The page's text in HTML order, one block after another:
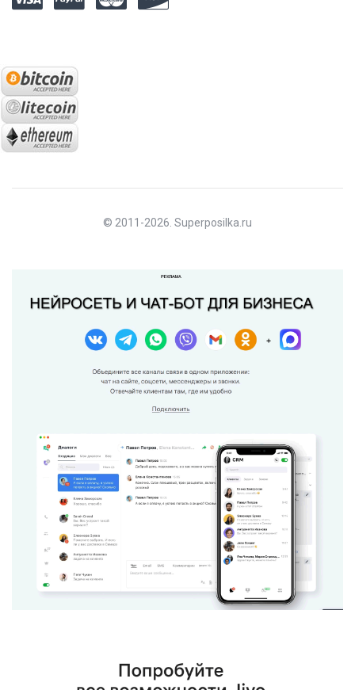
© 2011-2026. Superposilka.ru